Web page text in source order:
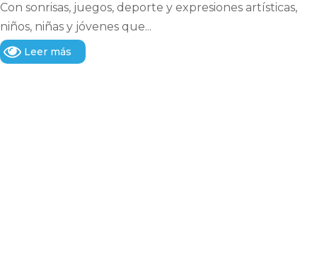
Con sonrisas, juegos, deporte y expresiones artísticas,
niños, niñas y jóvenes que...
Leer más